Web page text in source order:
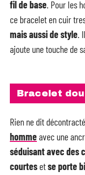
fil de base. Pour les
ce bracelet en cuir
mais aussi de style.
ajoute une touche de
Bracelet
Rien ne dit
hommeavec une
séduisant avec des
courtes etse porte